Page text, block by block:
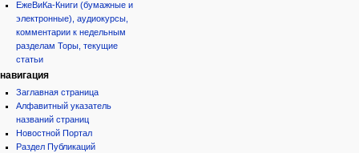
ЕжеВиКа-Книги (бумажные и
электронные), аудиокурсы,
комментарии к недельным
разделам Торы, текущие
статьи
навигация
Заглавная страница
Алфавитный указатель
названий страниц
Новостной Портал
Раздел Публикаций